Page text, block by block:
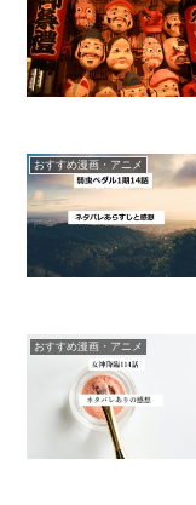
おすすめ漫画・アニメ
おすすめ漫画・アニメ